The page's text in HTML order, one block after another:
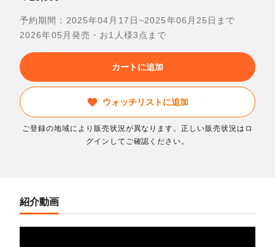
予約期間：2025年04月17日~2025年06月25日まで
2026年05月発売・お1人様3点まで
カートに追加
ウォッチリストに追加
ご登録の地域により販売状況が異なります。正しい販売状況はロ
グインしてご確認ください。
紹介動画